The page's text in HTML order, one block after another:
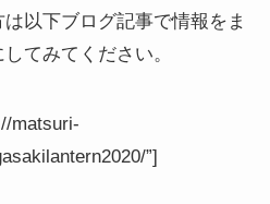
以下ブログ記事で情報をま
てみてください。
matsuri-
”]